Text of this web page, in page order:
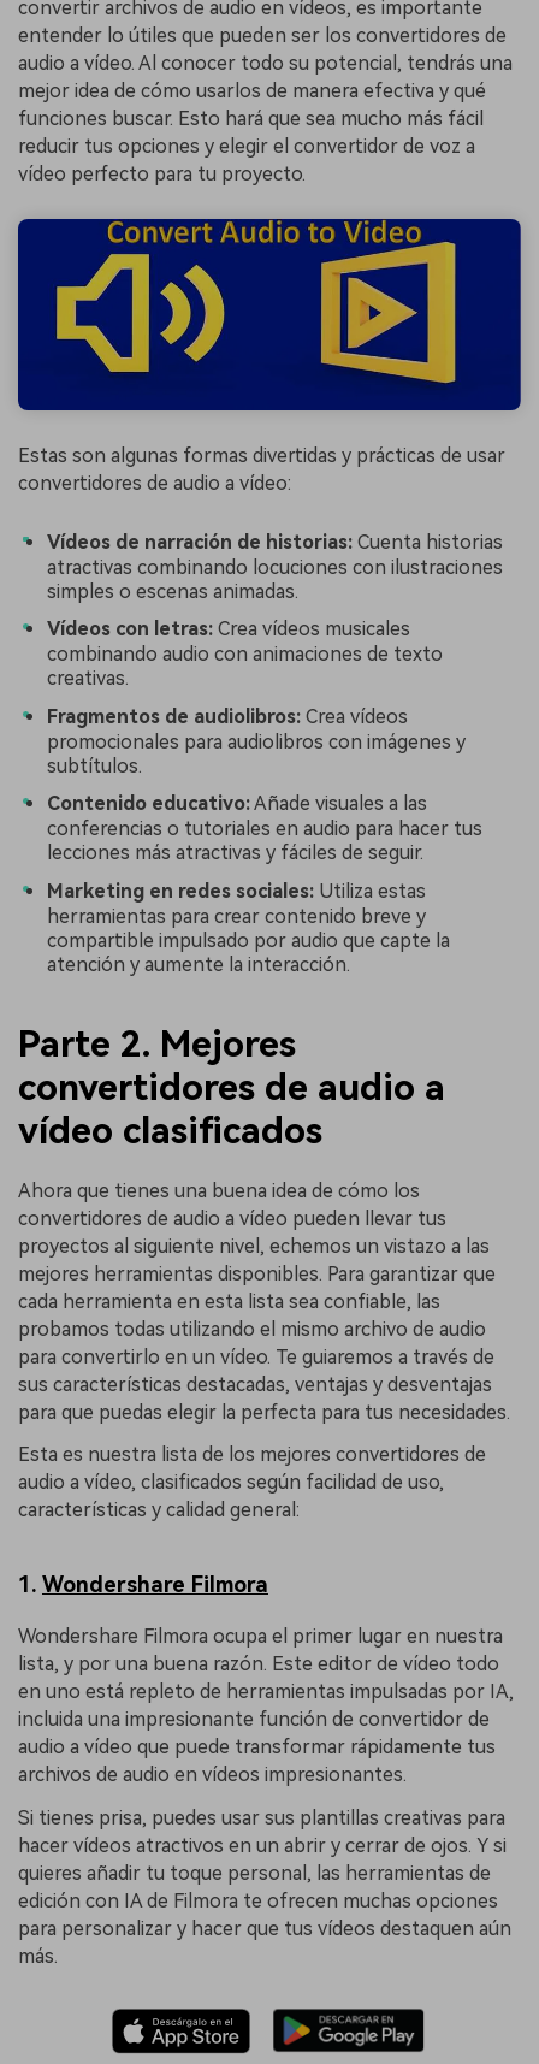
convertir archivos de audio en vídeos, es importante
entender lo útiles que pueden ser los convertidores de
audio a vídeo. Al conocer todo su potencial, tendrás una
mejor idea de cómo usarlos de manera efectiva y qué
funciones buscar. Esto hará que sea mucho más fácil
reducir tus opciones y elegir el convertidor de voz a
vídeo perfecto para tu proyecto.
Estas son algunas formas divertidas y prácticas de usar
convertidores de audio a vídeo:
Vídeos de narración de historias: Cuenta historias
atractivas combinando locuciones con ilustraciones
simples o escenas animadas.
Vídeos con letras: Crea vídeos musicales
combinando audio con animaciones de texto
creativas.
Fragmentos de audiolibros: Crea vídeos
promocionales para audiolibros con imágenes y
subtítulos.
Contenido educativo:Añade visuales a las
conferencias o tutoriales en audio para hacer tus
lecciones más atractivas y fáciles de seguir.
Marketing en redes sociales: Utiliza estas
herramientas para crear contenido breve y
compartible impulsado por audio que capte la
atención y aumente la interacción.
Parte 2. Mejores
convertidores de audio a
vídeo clasificados
Ahora que tienes una buena idea de cómo los
convertidores de audio a vídeo pueden llevar tus
proyectos al siguiente nivel, echemos un vistazo a las
mejores herramientas disponibles. Para garantizar que
cada herramienta en esta lista sea confiable, las
probamos todas utilizando el mismo archivo de audio
para convertirlo en un vídeo. Te guiaremos a través de
sus características destacadas, ventajas y desventajas
para que puedas elegir la perfecta para tus necesidades.
Esta es nuestra lista de los mejores convertidores de
audio a vídeo, clasificados según facilidad de uso,
características y calidad general:
1. Wondershare Filmora
Wondershare Filmora ocupa el primer lugar en nuestra
lista, y por una buena razón. Este editor de vídeo todo
en uno está repleto de herramientas impulsadas por IA,
incluida una impresionante función de convertidor de
audio a vídeo que puede transformar rápidamente tus
archivos de audio en vídeos impresionantes.
Si tienes prisa, puedes usar sus plantillas creativas para
hacer vídeos atractivos en un abrir y cerrar de ojos. Y si
quieres añadir tu toque personal, las herramientas de
edición con IA de Filmora te ofrecen muchas opciones
para personalizar y hacer que tus vídeos destaquen aún
más.